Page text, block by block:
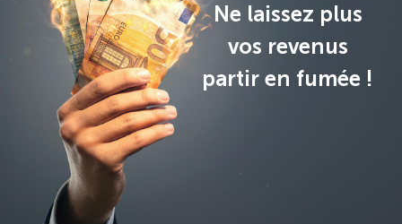
Ne laissez plus
vos revenus
partir en fumée !